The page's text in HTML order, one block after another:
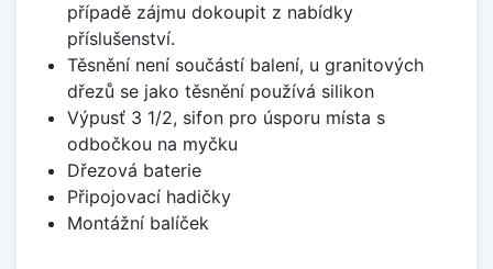
případě zájmu dokoupit z nabídky
příslušenství.
Těsnění není součástí balení, u granitových
dřezů se jako těsnění používá silikon
Výpusť 3 1/2, sifon pro úsporu místa s
odbočkou na myčku
Dřezová baterie
Připojovací hadičky
Montážní balíček